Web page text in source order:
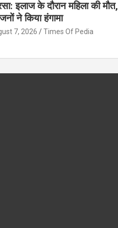
इलाज के दौरान महिला की मौत,
ने किया हंगामा
7, 2026 Times Of Pedia